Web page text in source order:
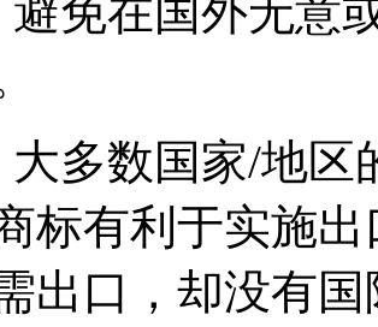
避免在国外无意
大多数国家/地
标有利于实施
出口，却没有